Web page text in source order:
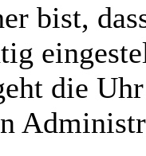
bist,
die